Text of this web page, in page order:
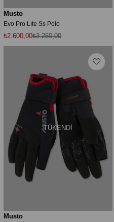
Musto
Evo Pro Lıte Ss Polo
₺2.600,00₺3.250,00
TÜKENDI
Musto